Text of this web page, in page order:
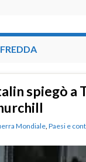
spiegò a
Mondiale Paesi e